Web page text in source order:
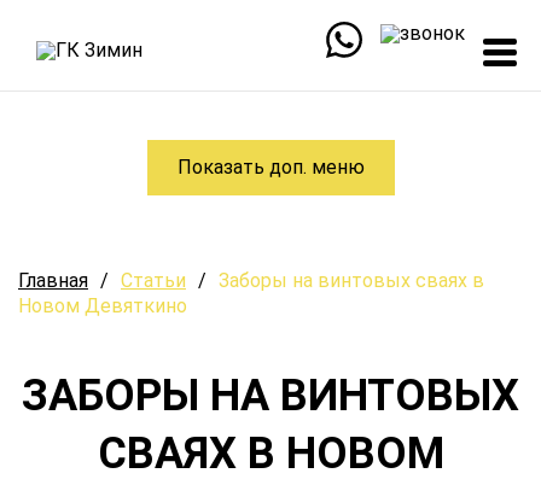
Показать доп. меню
Главная / Статьи / Заборы на винтовых сваях в
Новом Девяткино
ЗАБОРЫ НА ВИНТОВЫХ
СВАЯХ В НОВОМ